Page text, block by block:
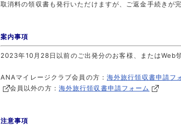
取消料の領収書も発行いただけますが、ご返金手続きが
案内事項
2023年10月28日以前のご出発分のお客様、またはWeb
ANAマイレージクラブ会員の方： 海外旅行領収書申請フ
会員以外の方： 海外旅行領収書申請フォーム
注意事項